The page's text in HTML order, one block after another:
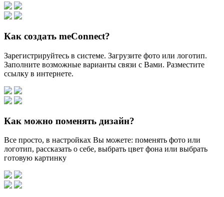
Как создать meConnect?
Зарегистрируйтесь в системе. Загрузите фото или логотип.
Заполните возможные варианты связи с Вами. Разместите
ссылку в интернете.
Как можно поменять дизайн?
Все просто, в настройках Вы можете: поменять фото или
логотип, рассказать о себе, выбрать цвет фона или выбрать
готовую картинку